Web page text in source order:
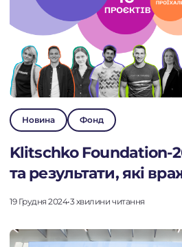
Новина Фонд
Klitschko Foundation-
та результати, які
19 Грудня 2024•3 хвилини читання